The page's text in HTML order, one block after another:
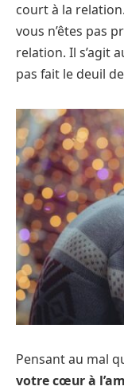
court à la
vous n’êtes pas
relation. Il s’agit
pas fait le deuil
Pensant au mal
votre cœur à